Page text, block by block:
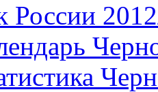
России